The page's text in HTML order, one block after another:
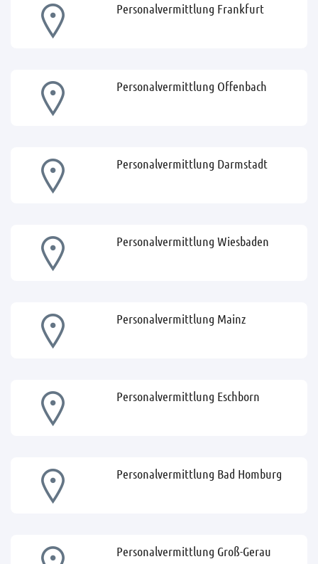
Personalvermittlung Frankfurt
Personalvermittlung Offenbach
Personalvermittlung Darmstadt
Personalvermittlung Wiesbaden
Personalvermittlung Mainz
Personalvermittlung Eschborn
Personalvermittlung Bad Homburg
Personalvermittlung Groß-Gerau